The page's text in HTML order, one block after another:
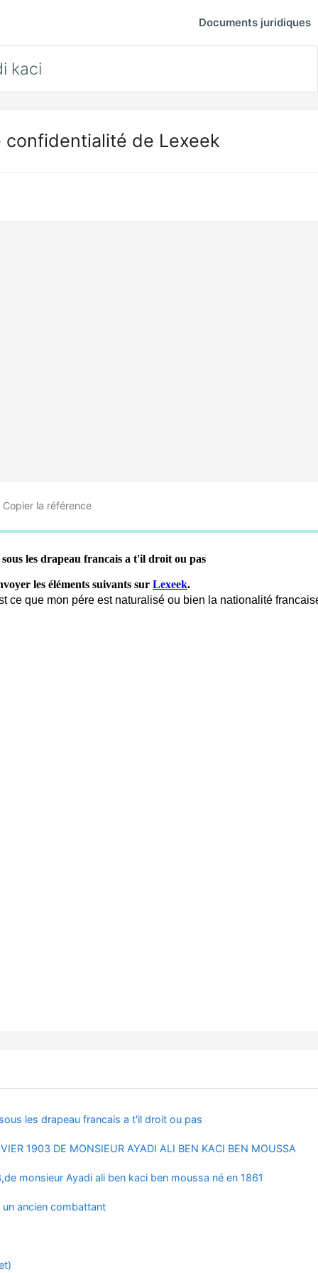
Documents juridiques
kaci
confidentialité de Lexeek
Copier la référence
les drapeau francais a t'il droit ou pas
1903 DE MONSIEUR AYADI ALI BEN KACI BEN MOUSSA
monsieur Ayadi ali ben kaci ben moussa né en 1861
un ancien combattant